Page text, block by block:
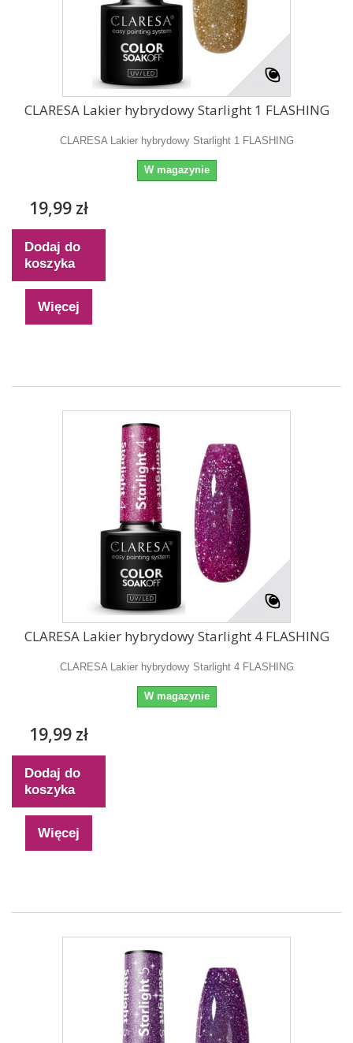
CLARESA Lakier hybrydowy Starlight 1 FLASHING
CLARESA Lakier hybrydowy Starlight 1 FLASHING
W magazynie
19,99 zł
Dodaj do
koszyka
Więcej
CLARESA Lakier hybrydowy Starlight 4 FLASHING
CLARESA Lakier hybrydowy Starlight 4 FLASHING
W magazynie
19,99 zł
Dodaj do
koszyka
Więcej